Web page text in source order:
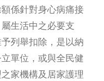
係針對身心病痛接
生活中之必要支
列舉扣除，是以納
單位，或與全民健
家機構及居家護理